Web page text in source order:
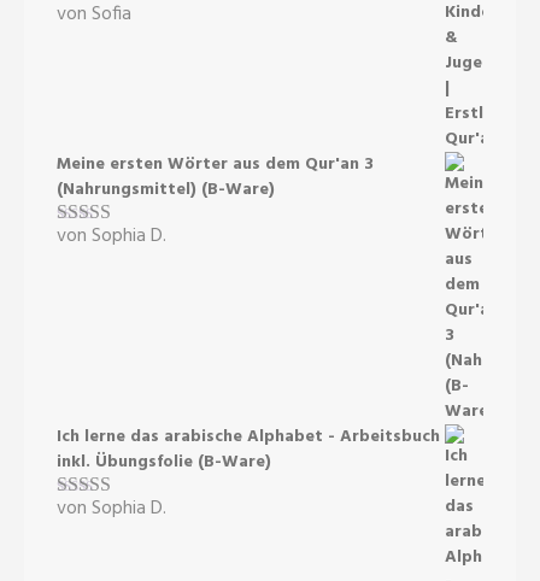
Bewertet mit
von Sofia
Meine ersten Wörter aus dem Qur'an 3
(Nahrungsmittel) (B-Ware)
Bewertet mit
von Sophia D.
Ich lerne das arabische Alphabet - Arbeitsbuch
inkl. Übungsfolie (B-Ware)
Bewertet mit
von Sophia D.